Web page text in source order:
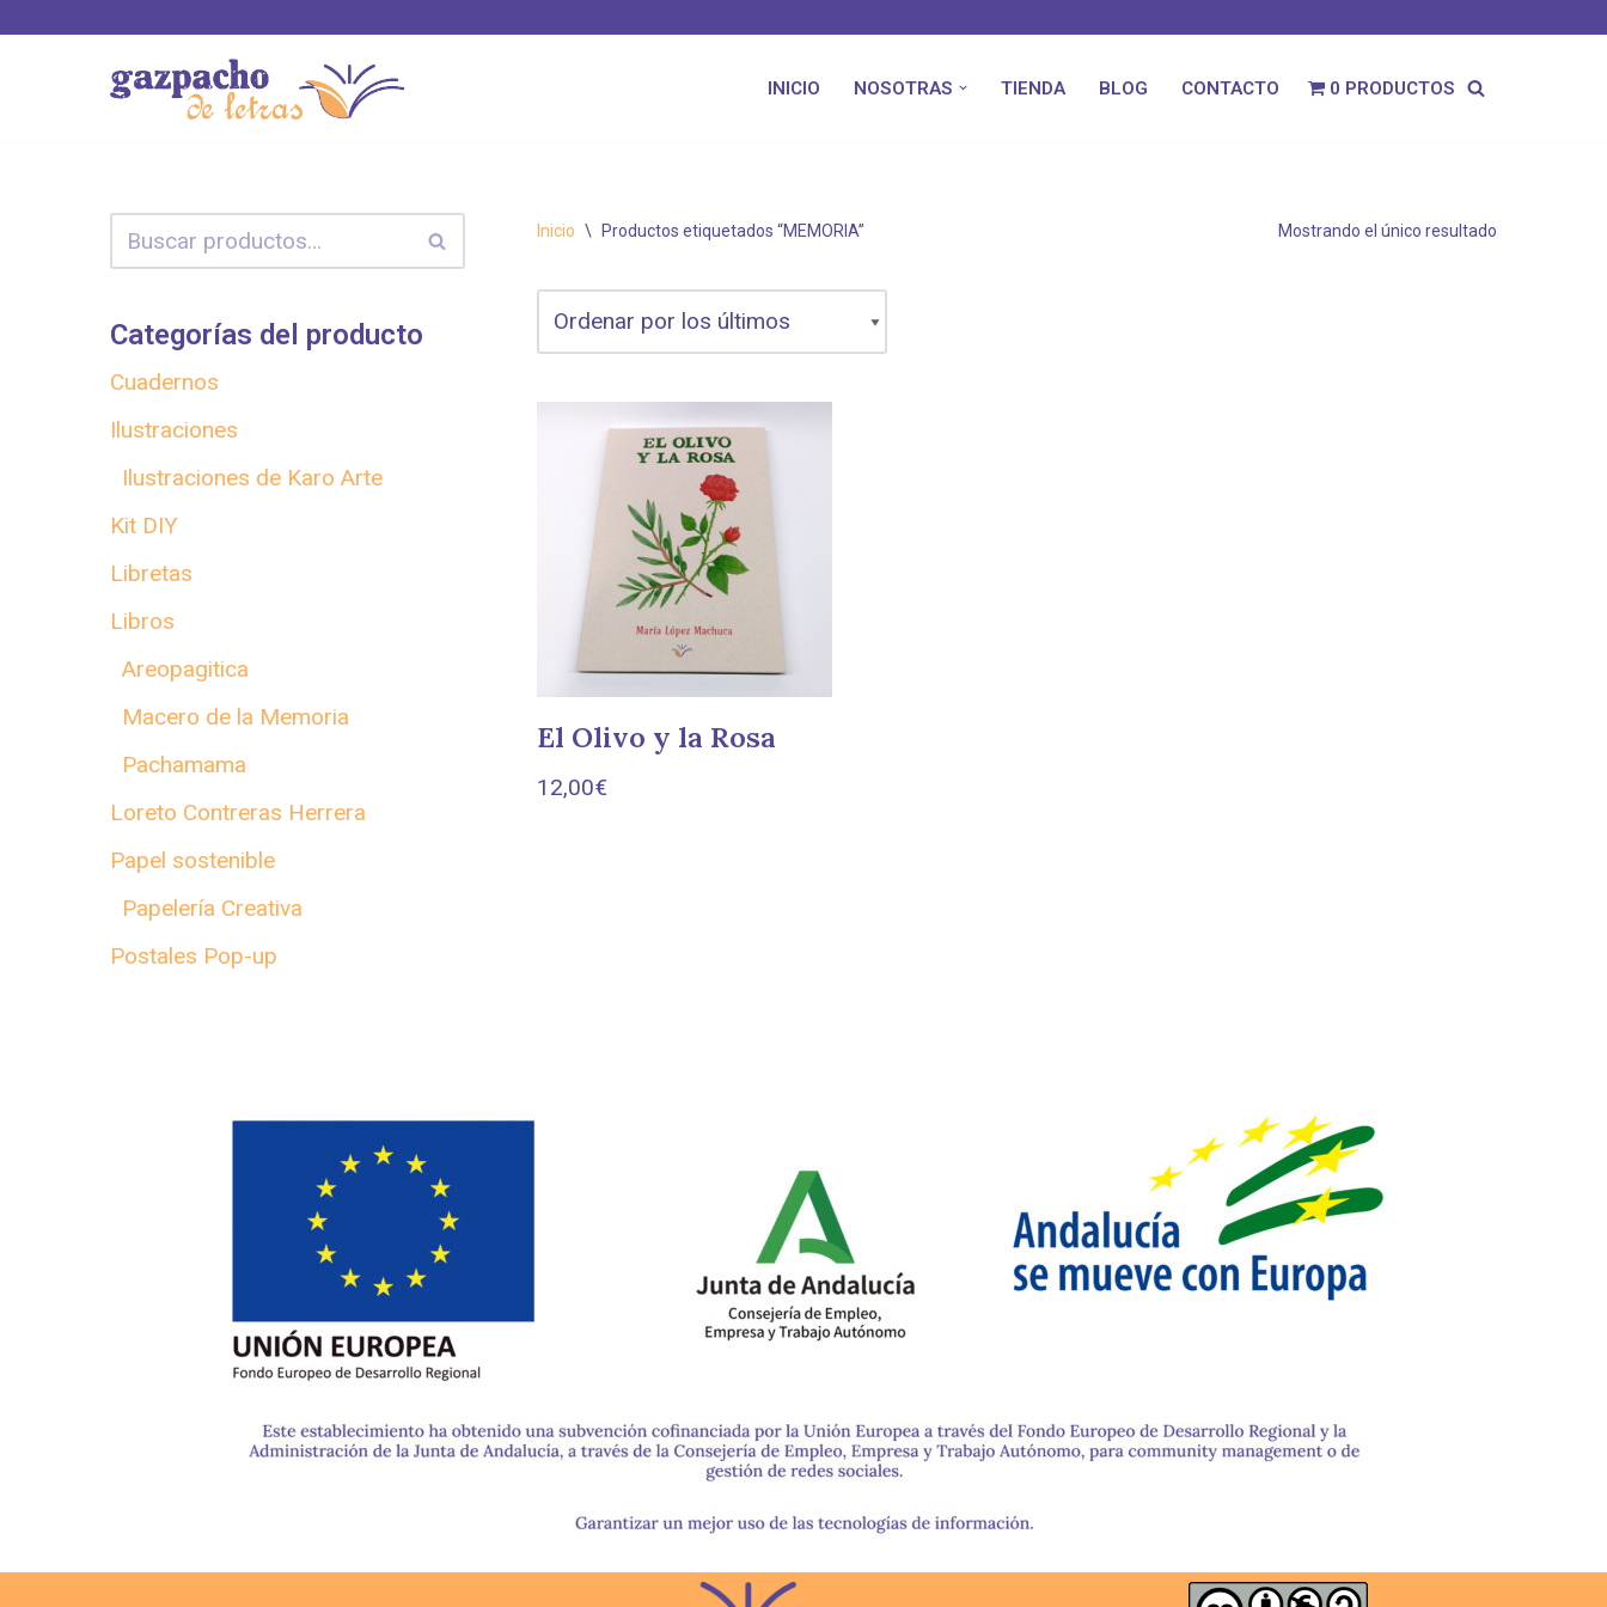
INICIO NOSOTRAS TIENDA BLOG CONTACTO 0 PRODUCTOS
Categorías del producto
Cuadernos
Ilustraciones
Ilustraciones de Karo Arte
Kit DIY
Libretas
Libros
Areopagitica
Macero de la Memoria
Pachamama
Loreto Contreras Herrera
Papel sostenible
Papelería Creativa
Postales Pop-up
Inicio \ Productos etiquetados “MEMORIA” Mostrando el único resultado
El Olivo y la Rosa
12,00€